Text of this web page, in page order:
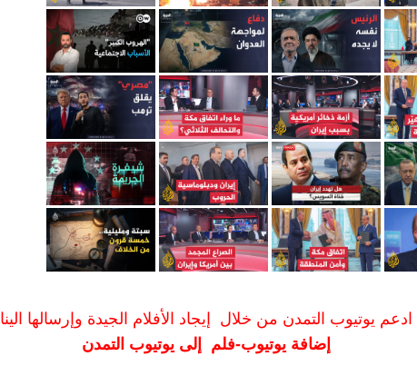
ادعم يوتيوب التمدن من خلال إيجاد الأفلام الجيدة وإرسالها الينا
إضافة يوتيوب-فلم إلى يوتيوب التمدن